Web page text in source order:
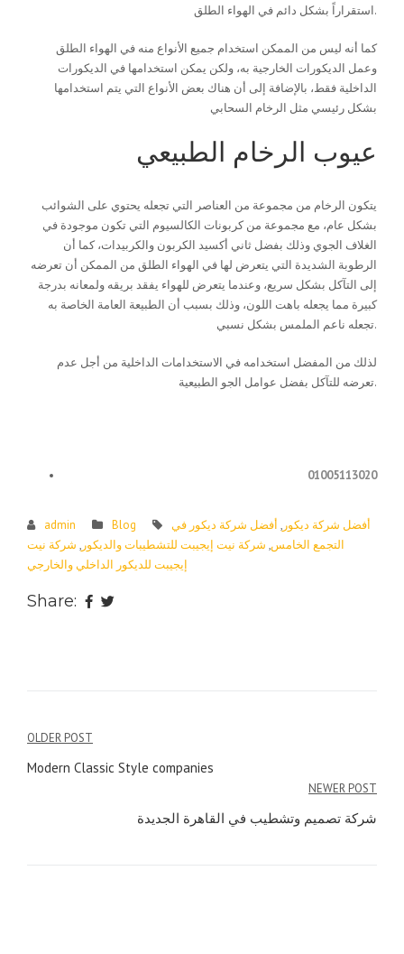
استقراراً بشكل دائم في الهواء الطلق.
كما أنه ليس من الممكن استخدام جميع الأنواع منه في الهواء الطلق
وعمل الديكورات الخارجية به، ولكن يمكن استخدامها في الديكورات
الداخلية فقط، بالإضافة إلى أن هناك بعض الأنواع التي يتم استخدامها
بشكل رئيسي مثل الرخام السحابي
عيوب الرخام الطبيعي
يتكون الرخام من مجموعة من العناصر التي تجعله يحتوي على الشوائب
بشكل عام، مع مجموعة من كربونات الكالسيوم التي تكون موجودة في
الغلاف الجوي وذلك بفضل ثاني أكسيد الكربون والكربيدات، كما أن
الرطوبة الشديدة التي يتعرض لها في الهواء الطلق من الممكن أن تعرضه
إلى التآكل بشكل سريع، وعندما يتعرض للهواء يفقد بريقه ولمعانه بدرجة
كبيرة مما يجعله باهت اللون، وذلك بسبب أن الطبيعة العامة الخاصة به
تجعله ناعم الملمس بشكل نسبي.
لذلك من المفضل استخدامه في الاستخدامات الداخلية من أجل عدم
تعرضه للتآكل بفضل عوامل الجو الطبيعية.
01005113020
admin Blog أفضل شركة ديكور , أفضل شركة ديكور في
التجمع الخامس, شركة نيت إيجيبت للتشطيبات والديكور , شركة نيت
إيجيبت للديكور الداخلي والخارجي
Share:
Post
navigation
OLDER POST
Modern Classic Style companies
NEWER POST
شركة تصميم وتشطيب في القاهرة الجديدة